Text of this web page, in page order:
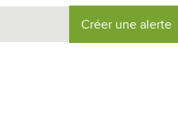
Créer une alerte